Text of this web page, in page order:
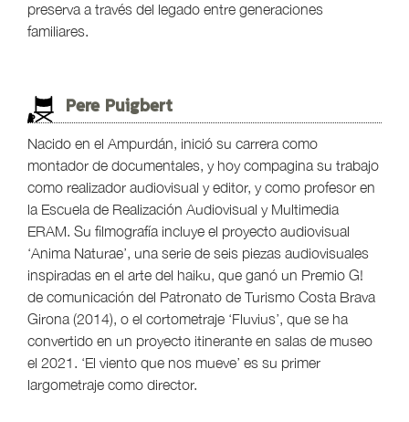
preserva a través del legado entre generaciones
familiares.
Pere Puigbert
Nacido en el Ampurdán, inició su carrera como
montador de documentales, y hoy compagina su trabajo
como realizador audiovisual y editor, y como profesor en
la Escuela de Realización Audiovisual y Multimedia
ERAM. Su filmografía incluye el proyecto audiovisual
‘Anima Naturae’, una serie de seis piezas audiovisuales
inspiradas en el arte del haiku, que ganó un Premio G!
de comunicación del Patronato de Turismo Costa Brava
Girona (2014), o el cortometraje ‘Fluvius’, que se ha
convertido en un proyecto itinerante en salas de museo
el 2021. ‘El viento que nos mueve’ es su primer
largometraje como director.